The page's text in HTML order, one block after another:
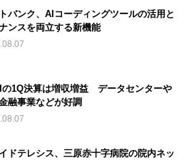
バンク、AIコーディングツールの活用と
ンスを両立する新機能
の1Q決算は増収増益 データセンターや
融事業などが好調
ドテレシス、三原赤十字病院の院内ネッ